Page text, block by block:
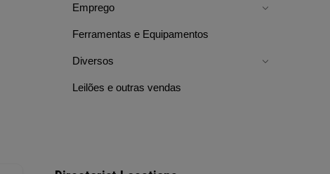
Emprego
Ferramentas e Equipamentos
Diversos
Leilões e outras vendas